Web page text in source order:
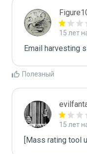
15 лет
Email harvesting
Полезный
15 лет
[Mass rating tool